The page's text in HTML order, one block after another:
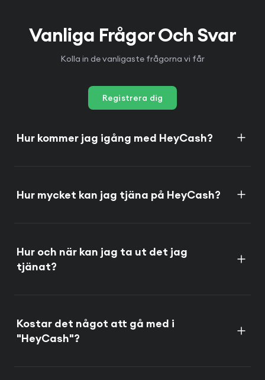
Vanliga Frågor Och Svar
Kolla in de vanligaste frågorna vi får
Registrera dig
Hur kommer jag igång med HeyCash?
Hur mycket kan jag tjäna på HeyCash?
Hur och när kan jag ta ut det jag
tjänat?
Kostar det något att gå med i
"HeyCash"?